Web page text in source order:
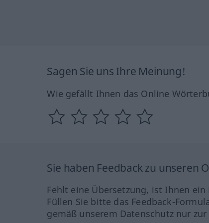
Sagen Sie uns Ihre Meinung!
Wie gefällt Ihnen das Online
Sie haben Feedback zu unseren
Fehlt eine Übersetzung, ist Ihnen
Füllen Sie bitte das Feedback-
gemäß unserem Datenschutz nur